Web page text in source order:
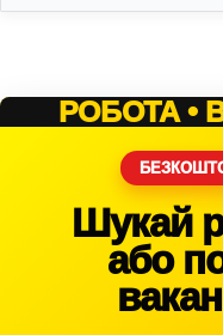
РОБОТА •
Шукай
або